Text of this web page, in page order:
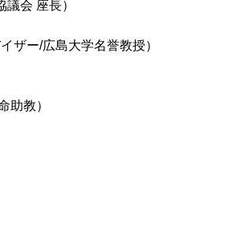
会 座長）
ザー/広島大学名誉教授）
助教）